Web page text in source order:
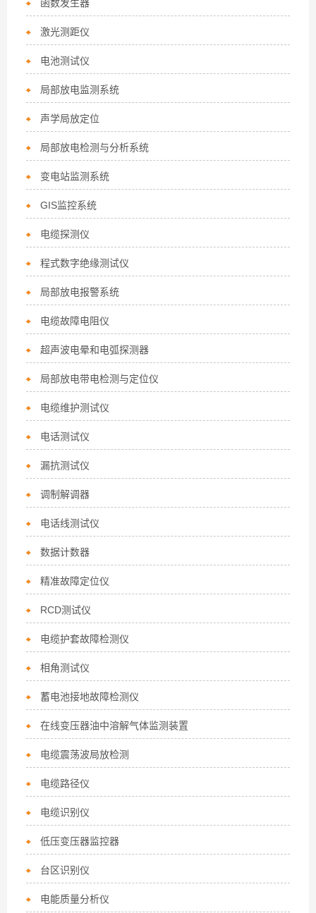
函数发生器
激光测距仪
电池测试仪
局部放电监测系统
声学局放定位
局部放电检测与分析系统
变电站监测系统
GIS监控系统
电缆探测仪
程式数字绝缘测试仪
局部放电报警系统
电缆故障电阻仪
超声波电晕和电弧探测器
局部放电带电检测与定位仪
电缆维护测试仪
电话测试仪
漏抗测试仪
调制解调器
电话线测试仪
数据计数器
精准故障定位仪
RCD测试仪
电缆护套故障检测仪
相角测试仪
蓄电池接地故障检测仪
在线变压器油中溶解气体监测装置
电缆震荡波局放检测
电缆路径仪
电缆识别仪
低压变压器监控器
台区识别仪
电能质量分析仪